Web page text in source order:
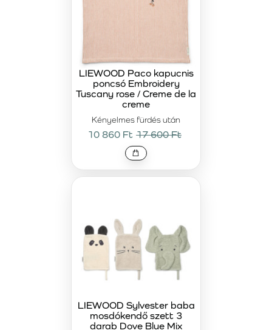
Kényelmes fürdés után
LIEWOOD Paco kapucnis
poncsó Embroidery
Tuscany rose / Creme de la
creme
10 860 Ft 17 600 Ft
LIEWOOD Sylvester baba
mosdókendő szett 3
darab Dove Blue Mix